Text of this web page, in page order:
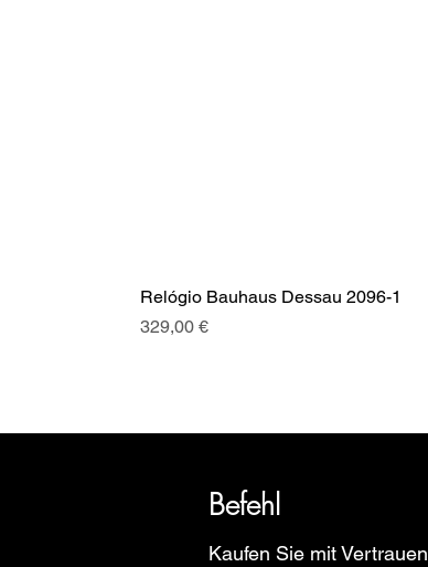
Relógio Bauhaus Dessau 2096-1
Preis
329,00 €
Befehl
Kaufen Sie mit Vertrauen